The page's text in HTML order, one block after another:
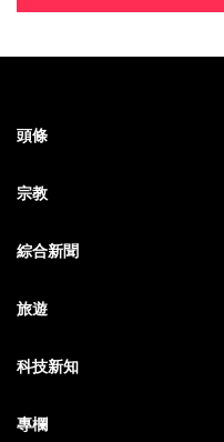
頭條
宗教
綜合新聞
旅遊
科技新知
專欄